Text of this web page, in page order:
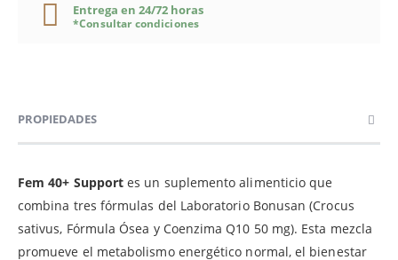
Entrega en 24/72 horas
*Consultar condiciones
PROPIEDADES
Fem 40+ Support es un suplemento alimenticio que
combina tres fórmulas del Laboratorio Bonusan (Crocus
sativus, Fórmula Ósea y Coenzima Q10 50 mg). Esta mezcla
promueve el metabolismo energético normal, el bienestar